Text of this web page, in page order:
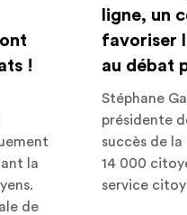
!
la
de
ligne, un
favoriser
au débat
Stéphane
présidente
succès de
14 000
service